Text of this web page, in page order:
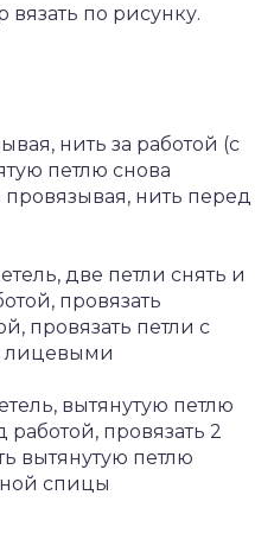
вязать по рисунку.
нить за работой (с
петлю снова
нить перед
две петли снять и
провязать
провязать петли с
лицевыми
вытянутую петлю
провязать 2
вытянутую петлю
спицы